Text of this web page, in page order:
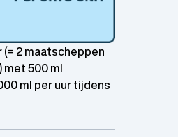
2 maatscheppen
met 500 ml
ml per uur tijdens